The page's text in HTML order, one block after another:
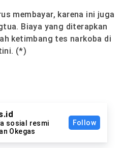
membayar, karena ini juga
Biaya yang diterapkan
ketimbang tes narkoba di
(*)
sosial resmi
Okegas
Follow